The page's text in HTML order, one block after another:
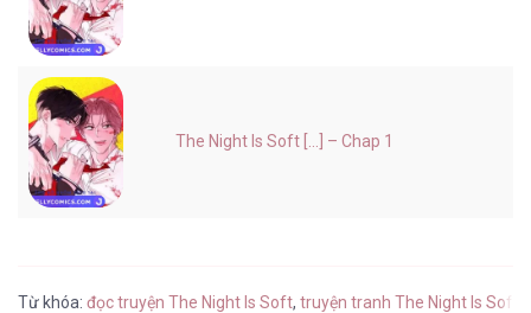
The Night Is Soft [...] – Chap 1
Từ khóa: đọc truyện The Night Is Soft, truyện tranh The Night Is Soft